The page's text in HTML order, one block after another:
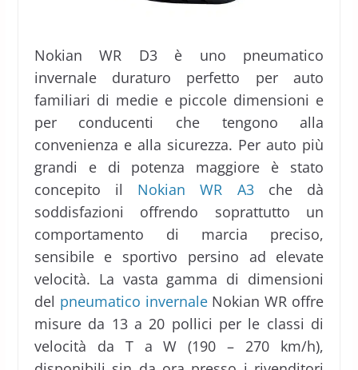
Nokian WR D3 è uno pneumatico
invernale duraturo perfetto per auto
familiari di medie e piccole dimensioni e
per conducenti che tengono alla
convenienza e alla sicurezza. Per auto più
grandi e di potenza maggiore è stato
concepito il Nokian WR A3che dà
soddisfazioni offrendo soprattutto un
comportamento di marcia preciso,
sensibile e sportivo persino ad elevate
velocità. La vasta gamma di dimensioni
del pneumatico invernaleNokian WR offre
misure da 13 a 20 pollici per le classi di
velocità da T a W (190 – 270 km/h),